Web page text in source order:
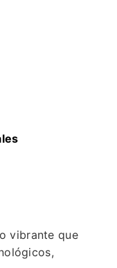
vibrante que